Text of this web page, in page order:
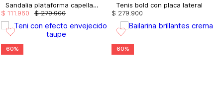
Sandalia plataforma capellada macrame
$ 279.900
$ 111 960
Tenis bold con placa lateral
$ 279 900
60% 60%